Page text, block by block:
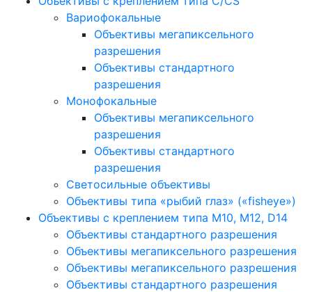
Вариофокальные
Объективы мегапиксельного
разрешения
Объективы стандартного
разрешения
Монофокальные
Объективы мегапиксельного
разрешения
Объективы стандартного
разрешения
Светосильные объективы
Объективы типа «рыбий глаз» («fisheye»)
Объективы с креплением типа M10, M12, D14
Объективы стандартного разрешения
Объективы мегапиксельного разрешения
Объективы мегапиксельного разрешения
Объективы стандартного разрешения